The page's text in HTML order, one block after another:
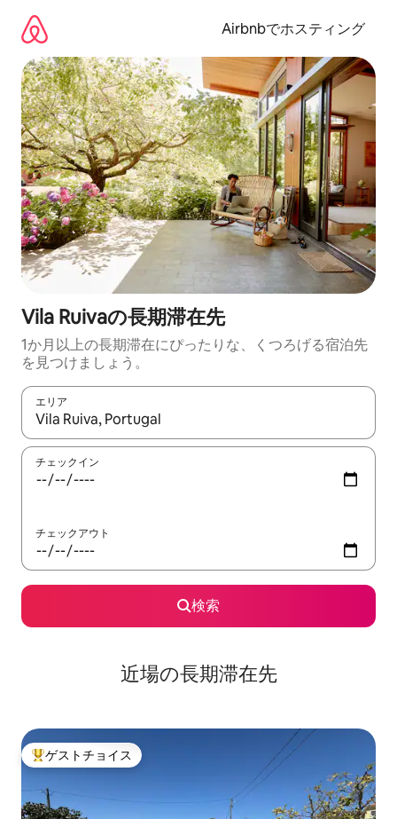
Airbnbでホスティング
Vila Ruivaの長期滞在先
1か月以上の長期滞在にぴったりな、くつろげる宿泊先
を見つけましょう。
エリア
検索結果が表示されたら、上下の矢印キーを使って移動するか
チェックイン
チェックアウト
検索
近場の長期滞在先
大好評のゲストチョイスです。
ゲストチョイス